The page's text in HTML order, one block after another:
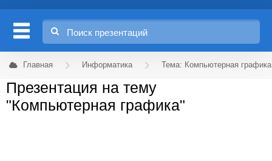
Главная Информатика Тема: Компьютерная графика
Презентация на тему
"Компьютерная графика"